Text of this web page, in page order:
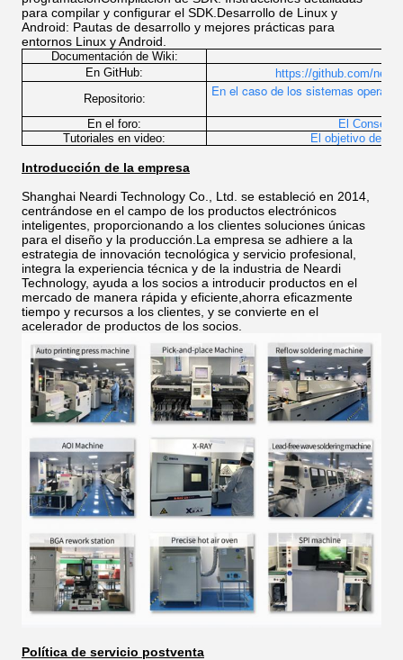
para compilar y configurar el SDK.Desarrollo de Linux y
Android: Pautas de desarrollo y mejores prácticas para
entornos Linux y Android.
Documentación de Wiki:
En GitHub:
https://github.com/
Repositorio:
En el caso de los sistemas
En el foro:
El Consejo
Tutoriales en video:
El objetivo de la
Introducción de la empresa
Shanghai Neardi Technology Co., Ltd. se estableció en 2014,
centrándose en el campo de los productos electrónicos
inteligentes, proporcionando a los clientes soluciones únicas
para el diseño y la producción.La empresa se adhiere a la
estrategia de innovación tecnológica y servicio profesional,
integra la experiencia técnica y de la industria de Neardi
Technology, ayuda a los socios a introducir productos en el
mercado de manera rápida y eficiente,ahorra eficazmente
tiempo y recursos a los clientes, y se convierte en el
acelerador de productos de los socios.
Política de servicio postventa